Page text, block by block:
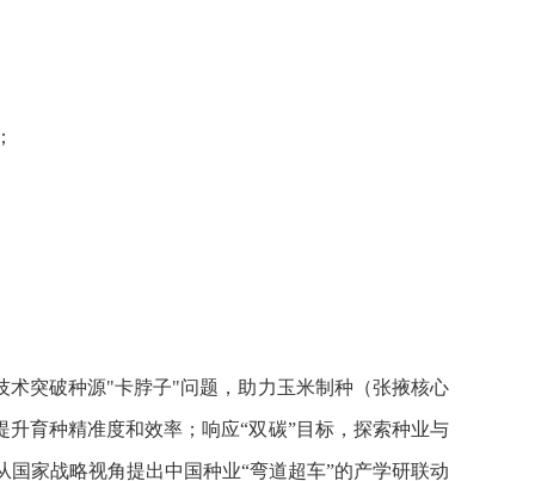
突破种源"卡脖子"问题，助力玉米制种（张掖核心
育种精准度和效率；响应“双碳”目标，探索种业与
家战略视角提出中国种业“弯道超车”的产学研联动